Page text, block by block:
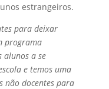
estrangeiros.
para deixar
programa
alunos a se
e temos uma
não docentes para